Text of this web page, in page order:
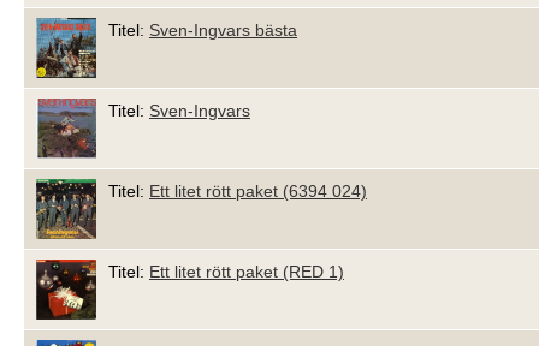
Titel: Sven-Ingvars bästa
Titel: Sven-Ingvars
Titel: Ett litet rött paket (6394 024)
Titel: Ett litet rött paket (RED 1)